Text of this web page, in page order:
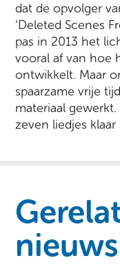
dat de opvolger
‘Deleted Scenes
pas in 2013 het
vooral af van hoe
ontwikkelt. Maar
spaarzame vrije
materiaal
zeven liedjes
nieuws